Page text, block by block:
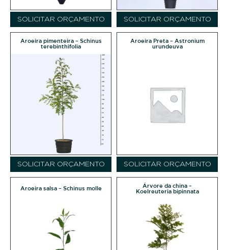
SOLICITAR ORÇAMENTO SOLICITAR ORÇAMENTO
Aroeira pimenteira – Schinus
terebinthifolia
SOLICITAR ORÇAMENTO
Aroeira Preta – Astronium
urundeuva
SOLICITAR ORÇAMENTO
Aroeira salsa – Schinus molle
Árvore da china –
Koelreuteria bipinnata